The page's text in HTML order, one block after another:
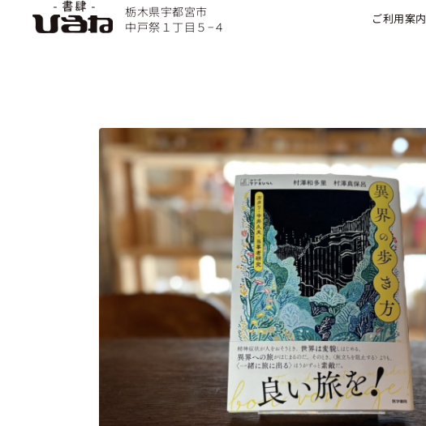
栃木県宇都宮市
中戸祭１丁目５−４
ご利用案内